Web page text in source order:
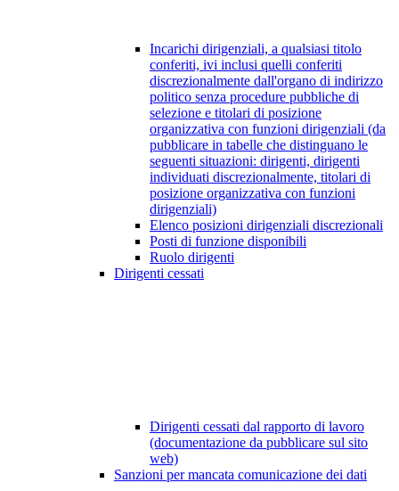
Incarichi dirigenziali, a qualsiasi titolo
conferiti, ivi inclusi quelli conferiti
discrezionalmente dall'organo di indirizzo
politico senza procedure pubbliche di
selezione e titolari di posizione
organizzativa con funzioni dirigenziali (da
pubblicare in tabelle che distinguano le
seguenti situazioni: dirigenti, dirigenti
individuati discrezionalmente, titolari di
posizione organizzativa con funzioni
dirigenziali)
Elenco posizioni dirigenziali discrezionali
Posti di funzione disponibili
Ruolo dirigenti
Dirigenti cessati
Dirigenti cessati dal rapporto di lavoro
(documentazione da pubblicare sul sito
web)
Sanzioni per mancata comunicazione dei dati